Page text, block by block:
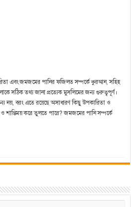
এবং জমজমের পানির ফজিলত সম্পর্কে কুরআন, সহিহ
সঠিক তথ্য জানা প্রত্যেক মুসলিমের জন্য গুরুত্বপূর্ণ।
নয়, বরং এতে রয়েছে অসাধারণ কিছু উপকারিতা ও
করে তুলতে পারে? জমজমের পানি সম্পর্কে